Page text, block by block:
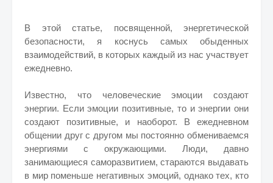
В этой статье, посвященной, энергетической
безопасности, я коснусь самых обыденных
взаимодействий, в которых каждый из нас участвует
ежедневно.
Известно, что человеческие эмоции создают
энергии. Если эмоции позитивные, то и энергии они
создают позитивные, и наоборот. В ежедневном
общении друг с другом мы постоянно обмениваемся
энергиями с окружающими. Люди, давно
занимающиеся саморазвитием, стараются выдавать
в мир поменьше негативных эмоций, однако тех, кто